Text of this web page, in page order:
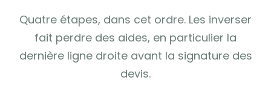
Quatre étapes, dans cet ordre. Les inverser
fait perdre des aides, en particulier la
dernière ligne droite avant la signature des
devis.